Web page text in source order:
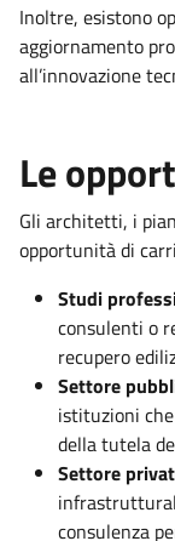
Inoltre, esistono
aggiornamento
all’innovazione
Le
Gli architetti, i
opportunità di
Studi
consulenti o
recupero
Settore
istituzioni
della tutela
Settore
consulenza